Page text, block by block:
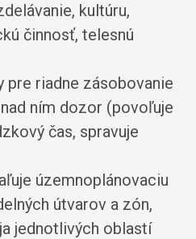
kultúru,
činnosť, telesnú
pre riadne zásobovanie
ním dozor (povoľuje
čas, spravuje
územnoplánovaciu
útvarov a zón,
jednotlivých oblastí